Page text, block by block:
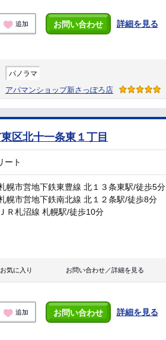
追加 お問い合わせ 詳細を見る
パノラマ
アパマンショップ新さっぽろ店
区北十一条東１丁目
ート
幌市営地下鉄東豊線 北１３条東駅/徒歩5分
幌市営地下鉄南北線 北１２条駅/徒歩8分
ＪＲ札沼線 札幌駅/徒歩10分
お気に入り お問い合わせ／詳細を見る
追加 お問い合わせ 詳細を見る